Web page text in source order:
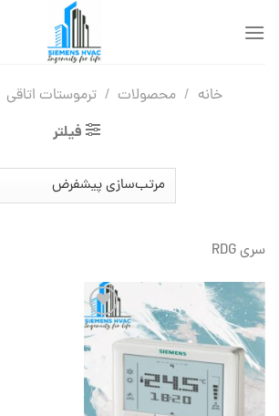
خانه / محصولات / ترموستات اتاقی
فیلتر
سری RDG
افزودن
علاقه
مندی